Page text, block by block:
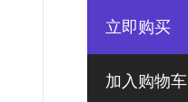
立即购买
加入购物车